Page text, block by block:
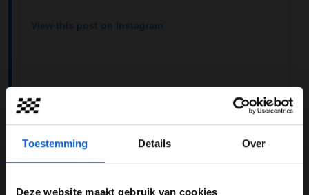
Toestemming Details Over
Deze website maakt gebruik van cookies
View this post on Instagram